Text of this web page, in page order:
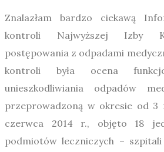
Znalazłam bardzo ciekawą
kontroli Najwyższej Izby
postępowania z odpadami
kontroli była ocena
unieszkodliwiania odpadów
przeprowadzoną w okresie od 3
czerwca 2014 r., objęto 18
podmiotów leczniczych –